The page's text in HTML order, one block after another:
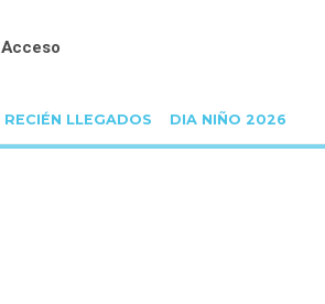
Acceso
RECIÉN LLEGADOS DIA NIÑO 2026
Inicio KNOG